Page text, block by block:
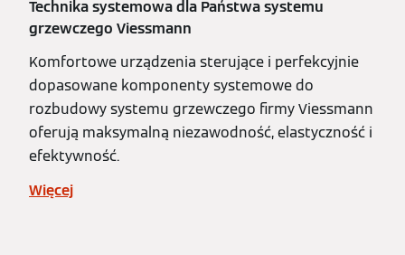
Technika systemowa dla Państwa systemu
grzewczego Viessmann
Komfortowe urządzenia sterujące i perfekcyjnie
dopasowane komponenty systemowe do
rozbudowy systemu grzewczego firmy Viessmann
oferują maksymalną niezawodność, elastyczność i
efektywność.
Więcej